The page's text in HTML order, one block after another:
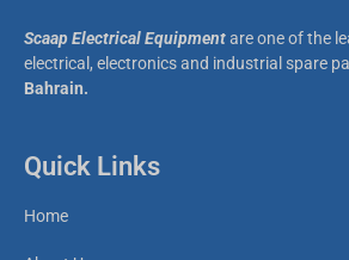
Scaap Electrical Equipmentare one of the
electrical, electronics and industrial spare
Bahrain.
Quick Links
Home